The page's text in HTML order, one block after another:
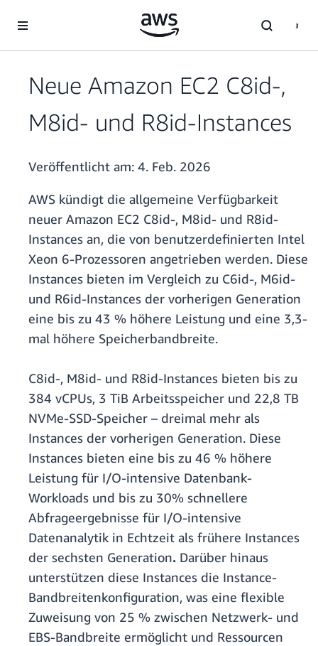
Überspringen zum Hauptinhalt
Neue Amazon EC2 C8id-,
M8id- und R8id-Instances
Veröffentlicht am: 4. Feb. 2026
AWS kündigt die allgemeine Verfügbarkeit
neuer Amazon EC2 C8id-, M8id- und R8id-
Instances an, die von benutzerdefinierten Intel
Xeon 6-Prozessoren angetrieben werden. Diese
Instances bieten im Vergleich zu C6id-, M6id-
und R6id-Instances der vorherigen Generation
eine bis zu 43 % höhere Leistung und eine 3,3-
mal höhere Speicherbandbreite.
C8id-, M8id- und R8id-Instances bieten bis zu
384 vCPUs, 3 TiB Arbeitsspeicher und 22,8 TB
NVMe-SSD-Speicher – dreimal mehr als
Instances der vorherigen Generation. Diese
Instances bieten eine bis zu 46 % höhere
Leistung für I/O-intensive Datenbank-
Workloads und bis zu 30% schnellere
Abfrageergebnisse für I/O-intensive
Datenanalytik in Echtzeit als frühere Instances
der sechsten Generation. Darüber hinaus
unterstützen diese Instances die Instance-
Bandbreitenkonfiguration, was eine flexible
Zuweisung von 25 % zwischen Netzwerk- und
EBS-Bandbreite ermöglicht und Ressourcen